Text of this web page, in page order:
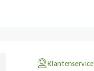
Klantenservice